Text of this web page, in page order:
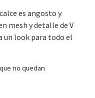
es angosto y
mesh y detalle de V
un look para todo el
no quedan